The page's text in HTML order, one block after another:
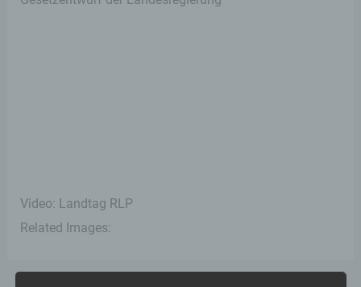
Video: Landtag RLP
Related Images: